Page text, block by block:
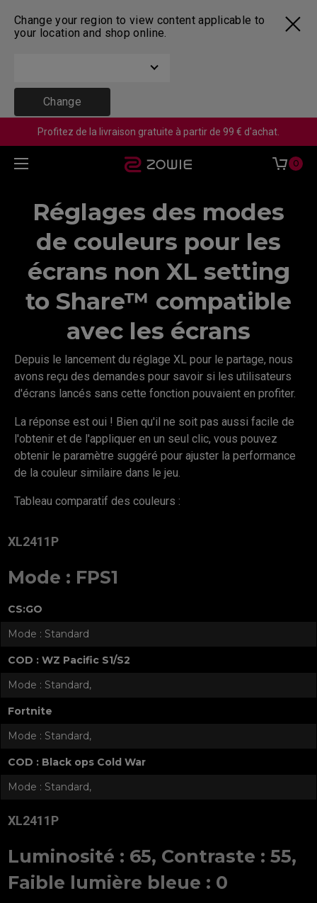
Change your region to view content applicable to
your location and shop online.
Change
Profitez de la livraison gratuite à partir de 99 € d'achat.
0
Réglages des modes
de couleurs pour les
écrans non XL setting
to Share™ compatible
avec les écrans
Depuis le lancement du réglage XL pour le partage, nous
avons reçu des demandes pour savoir si les utilisateurs
d'écrans lancés sans cette fonction pouvaient en profiter.
La réponse est oui ! Bien qu'il ne soit pas aussi facile de
l'obtenir et de l'appliquer en un seul clic, vous pouvez
obtenir le paramètre suggéré pour ajuster la performance
de la couleur similaire dans le jeu.
Tableau comparatif des couleurs :
XL2411P
Mode : FPS1
CS:GO
Mode : Standard
COD : WZ Pacific S1/S2
Mode : Standard,
Fortnite
Mode : Standard,
COD : Black ops Cold War
Mode : Standard,
XL2411P
Luminosité : 65, Contraste : 55,
Faible lumière bleue : 0